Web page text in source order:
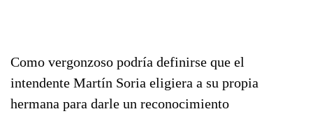
Como vergonzoso podría definirse que el
intendente Martín Soria eligiera a su propia
hermana para darle un reconocimiento